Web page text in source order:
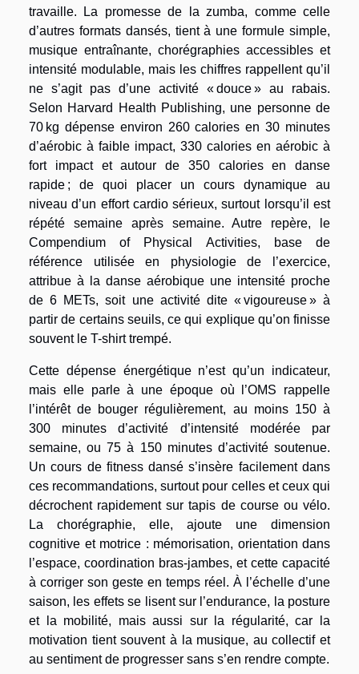
travaille. La promesse de la zumba, comme celle
d’autres formats dansés, tient à une formule simple,
musique entraînante, chorégraphies accessibles et
intensité modulable, mais les chiffres rappellent qu’il
ne s’agit pas d’une activité « douce » au rabais.
Selon Harvard Health Publishing, une personne de
70 kg dépense environ 260 calories en 30 minutes
d’aérobic à faible impact, 330 calories en aérobic à
fort impact et autour de 350 calories en danse
rapide ; de quoi placer un cours dynamique au
niveau d’un effort cardio sérieux, surtout lorsqu’il est
répété semaine après semaine. Autre repère, le
Compendium of Physical Activities, base de
référence utilisée en physiologie de l’exercice,
attribue à la danse aérobique une intensité proche
de 6 METs, soit une activité dite « vigoureuse » à
partir de certains seuils, ce qui explique qu’on finisse
souvent le T-shirt trempé.
Cette dépense énergétique n’est qu’un indicateur,
mais elle parle à une époque où l’OMS rappelle
l’intérêt de bouger régulièrement, au moins 150 à
300 minutes d’activité d’intensité modérée par
semaine, ou 75 à 150 minutes d’activité soutenue.
Un cours de fitness dansé s’insère facilement dans
ces recommandations, surtout pour celles et ceux qui
décrochent rapidement sur tapis de course ou vélo.
La chorégraphie, elle, ajoute une dimension
cognitive et motrice : mémorisation, orientation dans
l’espace, coordination bras-jambes, et cette capacité
à corriger son geste en temps réel. À l’échelle d’une
saison, les effets se lisent sur l’endurance, la posture
et la mobilité, mais aussi sur la régularité, car la
motivation tient souvent à la musique, au collectif et
au sentiment de progresser sans s’en rendre compte.